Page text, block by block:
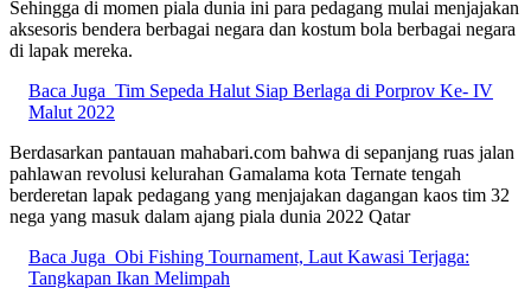
Sehingga di momen piala dunia ini para pedagang mulai menjajakan
aksesoris bendera berbagai negara dan kostum bola berbagai negara
di lapak mereka.
Baca Juga Tim Sepeda Halut Siap Berlaga di Porprov Ke- IV
Malut 2022
Berdasarkan pantauan mahabari.com bahwa di sepanjang ruas jalan
pahlawan revolusi kelurahan Gamalama kota Ternate tengah
berderetan lapak pedagang yang menjajakan dagangan kaos tim 32
nega yang masuk dalam ajang piala dunia 2022 Qatar
Baca Juga Obi Fishing Tournament, Laut Kawasi Terjaga:
Tangkapan Ikan Melimpah